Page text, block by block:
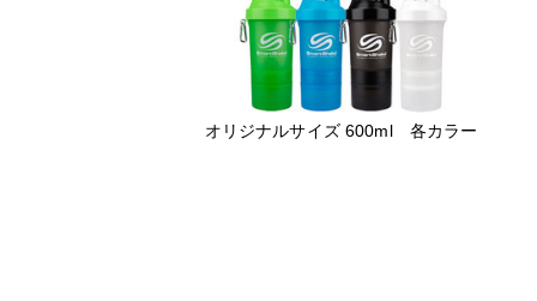
オリジナルサイズ 600ml 各カラー